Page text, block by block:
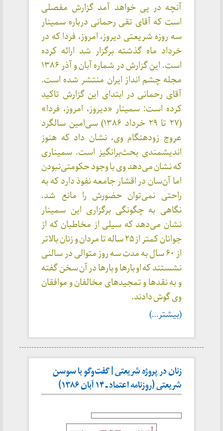
آنچه در پی خواهد آمد گزارش مفصلی
است که آقای تقی رحمانی درباره سمینار
سه روزه شریعتی دیروز، امروز، فردا که در
خرداد ماه گذشته برگزار شد ارائه کرده
است. این گزارش در شماره آبان و آذر ۱۳۸۶
مجله چشم انداز ایران منتشر شده است.
آقای رحمانی در ابتدای این گزارش تاکید
کرده است: سمینار «دیروز، امروز، فردا»
(۲۷ تا ۲۹ خرداد ۱۳۸۶) سی‌امین سالگرد
عروج زودهنگام وی، نشان داد كه هنوز
اندیشمندی بحث‌برانگیز است. سمیناری
كه نشان می‌دهد وی با وجود حكومتی‌نبودن
اما آن‌سان در اقشار جامعه نفوذ دارد كه به
راحتی نمی‌توان حضورش را مانع شد.
نگاهی به چگونگی برگزاری این سمینار
نشان می‌دهد كه سیلی از مخاطبان كه از
جوانان كمتر از ۲۵ ساله تا مردان و زنان بالاتر
از ۶۰ سال به مدت سه روز متوالی در سالنی
نشستند كه او بارها و بارها در آن سخن گفته
و به نقدها و تمجیدهای مخالفان و موافقان
وی گوش دادند.
(بیشتر…)
زنان در پروژه شريعتی | گفت‌وگو با سوسن
شريعتی (روزنامه اعتماد ـ ۱۴ آبان ۱۳۸۶)